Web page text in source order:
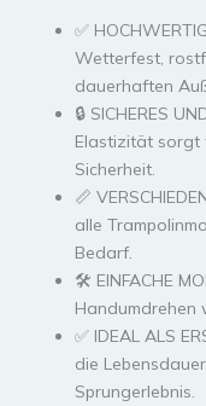
✅
Wetterfest,
dauerhaften
🔒 SICHERES
Elastizität sorgt
Sicherheit.
📏
alle
Bedarf.
🛠️ EINFACHE
Handumdrehen
✅ IDEAL ALS
die
Sprungerlebnis.